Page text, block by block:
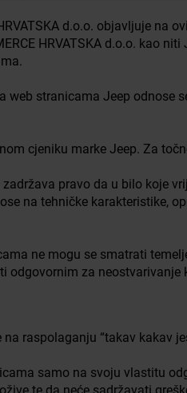
d.o.o. objavljuje
HRVATSKA d.o.o. kao
web stranicama Jeep
cjeniku marke Jeep. Za
zadržava pravo da u bilo koje
na tehničke karakteristike,
ne mogu se smatrati
odgovornim za
raspolaganju “takav kakav
samo na svoju vlastitu